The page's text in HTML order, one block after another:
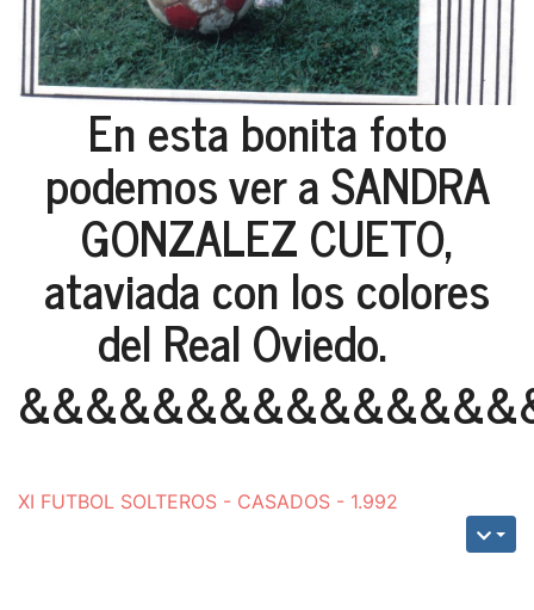
En esta bonita foto
podemos ver a SANDRA
GONZALEZ CUETO,
ataviada con los colores
del Real Oviedo.
XI FUTBOL SOLTEROS - CASADOS - 1.992